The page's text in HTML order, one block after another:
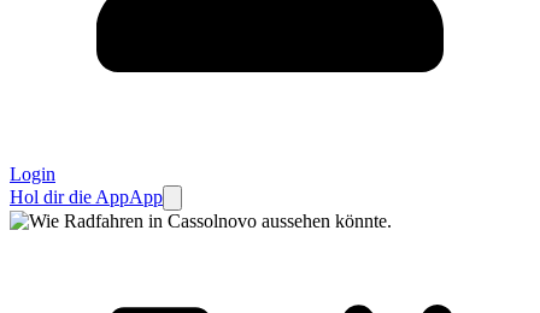
Login
Hol dir die AppApp